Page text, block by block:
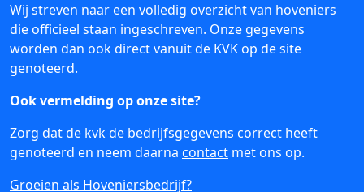
Wij streven naar een volledig overzicht van hoveniers
die officieel staan ingeschreven. Onze gegevens
worden dan ook direct vanuit de KVK op de site
genoteerd.
Ook vermelding op onze site?
Zorg dat de kvk de bedrijfsgegevens correct heeft
genoteerd en neem daarna contact met ons op.
Groeien als Hoveniersbedrijf?